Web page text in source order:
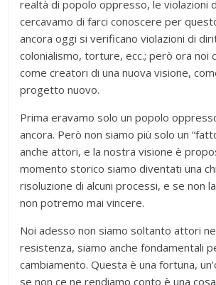
realtà di popolo oppresso, le violazioni
cercavamo di farci conoscere per
ancora oggi si verificano violazioni di
colonialismo, torture, ecc.; però ora noi
come creatori di una nuova visione,
progetto nuovo.
Prima eravamo solo un popolo
ancora. Però non siamo più solo un
anche attori, e la nostra visione è
momento storico siamo diventati una
risoluzione di alcuni processi, e se non
non potremo mai vincere.
Noi adesso non siamo soltanto attori
resistenza, siamo anche fondamentali
cambiamento. Questa è una fortuna,
se non ce ne rendiamo conto è una